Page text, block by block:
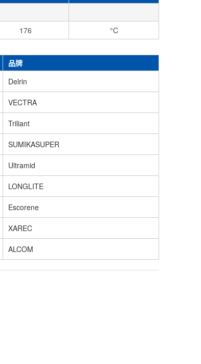
176 °C
品牌
Delrin
VECTRA
Triliant
SUMIKASUPER
Ultramid
LONGLITE
Escorene
XAREC
ALCOM